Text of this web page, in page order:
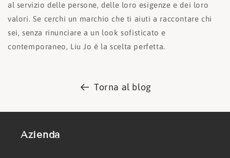
al servizio delle persone, delle loro esigenze e dei loro
valori. Se cerchi un marchio che ti aiuti a raccontare chi
sei, senza rinunciare a un look sofisticato e
contemporaneo, Liu Jo è la scelta perfetta.
Torna al blog
Azienda